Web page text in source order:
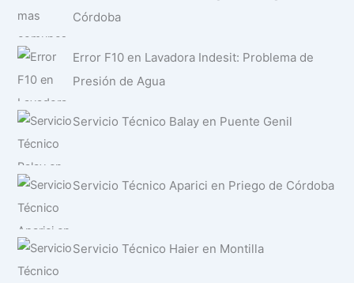
Córdoba
Error F10 en Lavadora Indesit: Problema de
Presión de Agua
Servicio Técnico Balay en Puente Genil
Servicio Técnico Aparici en Priego de Córdoba
Servicio Técnico Haier en Montilla